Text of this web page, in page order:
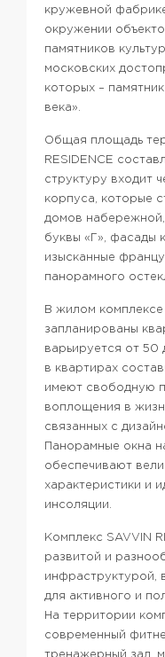
кружевной
окружении
памятников
московских
которых –
века».
Общая площадь
RESIDENCE
структуру входит
корпуса, которые
домов
буквы «Г», фасады
изысканные
панорамного
В жилом комплексе
запланированы
варьируется от 50
в квартирах
имеют свободную
воплощения в
связанных с
Панорамные окна
обеспечивают
характеристики и
инсоляции.
Комплекс SAVVIN
развитой и
инфраструктурой,
для активного и
На территории
современный
тренажерный зал,